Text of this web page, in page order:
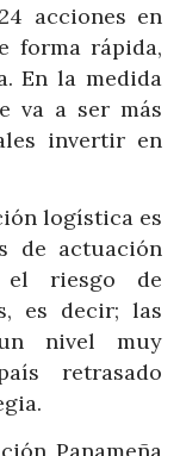
acciones en
forma rápida,
En la medida
va a ser más
invertir en
logística es
de actuación
el riesgo de
es decir; las
nivel muy
retrasado
Panameña